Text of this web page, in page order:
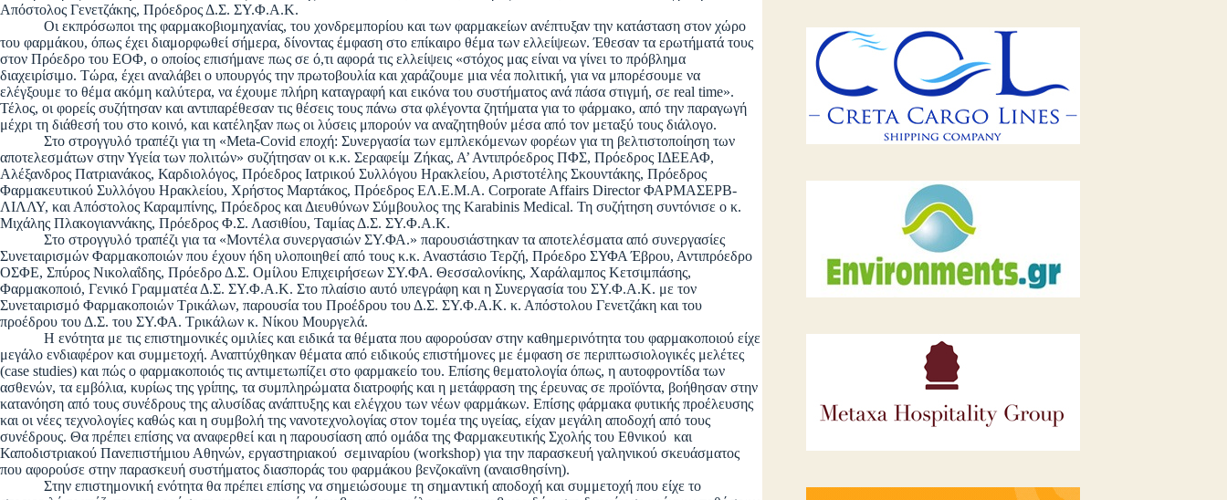
Απόστολος Γενετζάκης, Πρόεδρος Δ.Σ. ΣΥ.Φ.Α.Κ.
Οι εκπρόσωποι της φαρμακοβιομηχανίας, του χονδρεμπορίου και των φαρμακείων ανέπτυξαν την κατάσταση στον χώρο
του φαρμάκου, όπως έχει διαμορφωθεί σήμερα, δίνοντας έμφαση στο επίκαιρο θέμα των ελλείψεων. Έθεσαν τα ερωτήματά τους
στον Πρόεδρο του ΕΟΦ, ο οποίος επισήμανε πως σε ό,τι αφορά τις ελλείψεις «στόχος μας είναι να γίνει το πρόβλημα
διαχειρίσιμο. Τώρα, έχει αναλάβει ο υπουργός την πρωτοβουλία και χαράζουμε μια νέα πολιτική, για να μπορέσουμε να
ελέγξουμε το θέμα ακόμη καλύτερα, να έχουμε πλήρη καταγραφή και εικόνα του συστήματος ανά πάσα στιγμή, σε real time».
Τέλος, οι φορείς συζήτησαν και αντιπαρέθεσαν τις θέσεις τους πάνω στα φλέγοντα ζητήματα για το φάρμακο, από την παραγωγή
μέχρι τη διάθεσή του στο κοινό, και κατέληξαν πως οι λύσεις μπορούν να αναζητηθούν μέσα από τον μεταξύ τους διάλογο.
Στο στρογγυλό τραπέζι για τη «Meta-Covid εποχή: Συνεργασία των εμπλεκόμενων φορέων για τη βελτιστοποίηση των
αποτελεσμάτων στην Υγεία των πολιτών» συζήτησαν οι κ.κ. Σεραφείμ Ζήκας, Α’ Αντιπρόεδρος ΠΦΣ, Πρόεδρος ΙΔΕΕΑΦ,
Αλέξανδρος Πατριανάκος, Καρδιολόγος, Πρόεδρος Ιατρικού Συλλόγου Ηρακλείου, Αριστοτέλης Σκουντάκης, Πρόεδρος
Φαρμακευτικού Συλλόγου Ηρακλείου, Χρήστος Μαρτάκος, Πρόεδρος ΕΛ.Ε.Μ.Α. Corporate Affairs Director ΦΑΡΜΑΣΕΡΒ-
ΛΙΛΛΥ, και Απόστολος Καραμπίνης, Πρόεδρος και Διευθύνων Σύμβουλος της Karabinis Medical. Τη συζήτηση συντόνισε ο κ.
Μιχάλης Πλακογιαννάκης, Πρόεδρος Φ.Σ. Λασιθίου, Ταμίας Δ.Σ. ΣΥ.Φ.Α.Κ.
Στο στρογγυλό τραπέζι για τα «Μοντέλα συνεργασιών ΣΥ.ΦΑ.» παρουσιάστηκαν τα αποτελέσματα από συνεργασίες
Συνεταιρισμών Φαρμακοποιών που έχουν ήδη υλοποιηθεί από τους κ.κ. Αναστάσιο Τερζή, Πρόεδρο ΣΥΦΑ Έβρου, Αντιπρόεδρο
ΟΣΦΕ, Σπύρος Νικολαΐδης, Πρόεδρο Δ.Σ. Ομίλου Επιχειρήσεων ΣΥ.ΦΑ. Θεσσαλονίκης, Χαράλαμπος Κετσιμπάσης,
Φαρμακοποιό, Γενικό Γραμματέα Δ.Σ. ΣΥ.Φ.Α.Κ. Στο πλαίσιο αυτό υπεγράφη και η Συνεργασία του ΣΥ.Φ.Α.Κ. με τον
Συνεταιρισμό Φαρμακοποιών Τρικάλων, παρουσία του Προέδρου του Δ.Σ. ΣΥ.Φ.Α.Κ. κ. Απόστολου Γενετζάκη και του
προέδρου του Δ.Σ. του ΣΥ.ΦΑ. Τρικάλων κ. Νίκου Μουργελά.
Η ενότητα με τις επιστημονικές ομιλίες και ειδικά τα θέματα που αφορούσαν στην καθημερινότητα του φαρμακοποιού είχε
μεγάλο ενδιαφέρον και συμμετοχή. Αναπτύχθηκαν θέματα από ειδικούς επιστήμονες με έμφαση σε περιπτωσιολογικές μελέτες
(case studies) και πώς ο φαρμακοποιός τις αντιμετωπίζει στο φαρμακείο του. Επίσης θεματολογία όπως, η αυτοφροντίδα των
ασθενών, τα εμβόλια, κυρίως της γρίπης, τα συμπληρώματα διατροφής και η μετάφραση της έρευνας σε προϊόντα, βοήθησαν στην
κατανόηση από τους συνέδρους της αλυσίδας ανάπτυξης και ελέγχου των νέων φαρμάκων. Επίσης φάρμακα φυτικής προέλευσης
και οι νέες τεχνολογίες καθώς και η συμβολή της νανοτεχνολογίας στον τομέα της υγείας, είχαν μεγάλη αποδοχή από τους
συνέδρους. Θα πρέπει επίσης να αναφερθεί και η παρουσίαση από ομάδα της Φαρμακευτικής Σχολής του Εθνικού και
Καποδιστριακού Πανεπιστήμιου Αθηνών, εργαστηριακού σεμιναρίου (workshop) για την παρασκευή γαληνικού σκευάσματος
που αφορούσε στην παρασκευή συστήματος διασποράς του φαρμάκου βενζοκαϊνη (αναισθησίνη).
Στην επιστημονική ενότητα θα πρέπει επίσης να σημειώσουμε τη σημαντική αποδοχή και συμμετοχή που είχε το